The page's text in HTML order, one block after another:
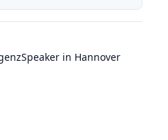
Speaker in Hannover